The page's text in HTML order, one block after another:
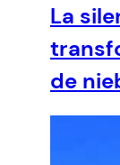
La
de